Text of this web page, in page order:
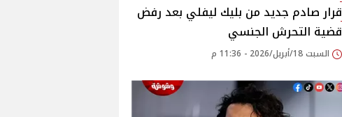
قرار صادم جديد من بليك ليفلي بعد رفض
قضية التحرش الجنسي
السبت 18/أبريل/2026 - 11:36 م